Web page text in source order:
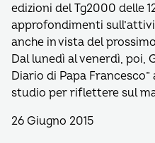
edizioni del Tg2000 delle
approfondimenti
anche in vista del
Dal lunedì al venerdì, poi,
Diario di Papa
studio per riflettere sul
26 Giugno 2015